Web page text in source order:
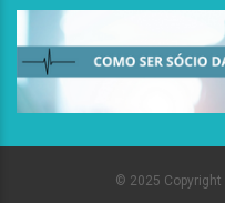
© 2025 Copyright